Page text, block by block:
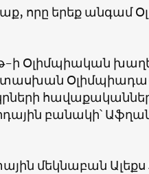
որը երեք անգամ
ի Օլիմպիական
բանակի՝
մեկնաբան Ալեքս